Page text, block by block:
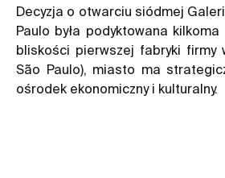
Decyzja o otwarciu siódmej
Paulo była podyktowana
bliskości pierwszej fabryki firmy
São Paulo), miasto ma
ośrodek ekonomiczny i kulturalny.